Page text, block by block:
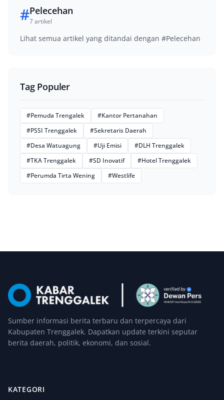
#Pelecehan
7 artikel
Lihat semua artikel yang ditandai dengan #Pelecehan
Tag Populer
#Pemuda Trengalek
#Kantor Pertanahan
#PSSI Trenggalek
#Sekretaris Daerah
#Desa Watuagung
#Uji Emisi
#DLH Trenggalek
#TKA Trenggalek
#SD Inovatif
#Hotel Trenggalek
#Perumda Tirta Wening
#Westlife
Sumber informasi berita terbaru dan terpercaya dari
Kabupaten Trenggalek. Dapatkan update terkini seputar
berita daerah, politik, ekonomi, dan sosial.
KATEGORI